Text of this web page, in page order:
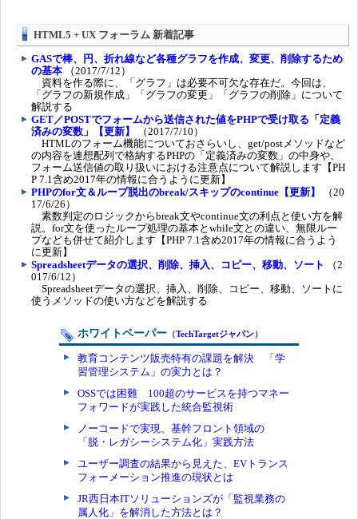
HTML5 + UX フォーラム 新着記事
GASで棒、円、折れ線など各種グラフを作成、変更、削除するため
の基本 （2017/7/12）
資料を作る際に、「グラフ」は必要不可欠な存在だ。今回は、
「グラフの新規作成」「グラフの変更」「グラフの削除」について
解説する
GET／POSTでフォームから送信された値をPHPで受け取る「定義
済みの変数」【更新】
（2017/7/10）
HTMLのフォーム機能についておさらいし、get/postメソッドなど
の内容を連想配列で格納するPHPの「定義済みの変数」の中身や、
フォーム送信値の取り扱いにおける注意点について解説します【PH
P 7.1含め2017年の情報に合うように更新】
PHPのfor文＆ループ脱出のbreak/スキップのcontinue【更新】
（20
17/6/26）
素数判定のロジックからbreak文やcontinue文の利点と使い方を解
説。for文を使ったループ処理の基本とwhile文との違い、無限ルー
プなども併せて紹介します【PHP 7.1含め2017年の情報に合うよう
に更新】
Spreadsheetデータの選択、削除、挿入、コピー、移動、ソート
（2
017/6/12）
Spreadsheetデータの選択、挿入、削除、コピー、移動、ソートに
使うメソッドの使い方などを解説する
ホワイトペーパー （TechTargetジャパン）
教育コンテンツ販売特有の課題を解決 「学
習管理システム」の実力とは？
OSSでは困難 100超のサービスを持つマネー
フォワードが実践した統合監視術
ノーコードで実現、基幹フロント領域の
「脱・レガシーシステム化」実践方法
ユーザー調査の結果から見えた、EVトランス
フォーメーション推進の現状とは
JR西日本ITソリューションズが「監視業務の
属人化」を解消した方法とは？